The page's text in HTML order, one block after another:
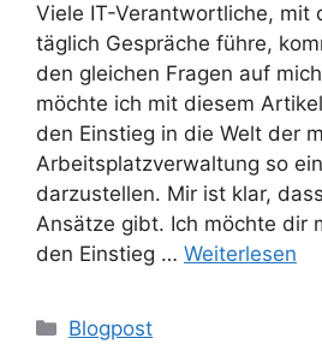
Viele IT-Verantwortliche, mit
täglich Gespräche führe,
den gleichen Fragen auf
möchte ich mit diesem
den Einstieg in die Welt der
Arbeitsplatzverwaltung so
darzustellen. Mir ist klar,
Ansätze gibt. Ich möchte dir
den Einstieg … Weiterlesen
Kategorien
Blogpost